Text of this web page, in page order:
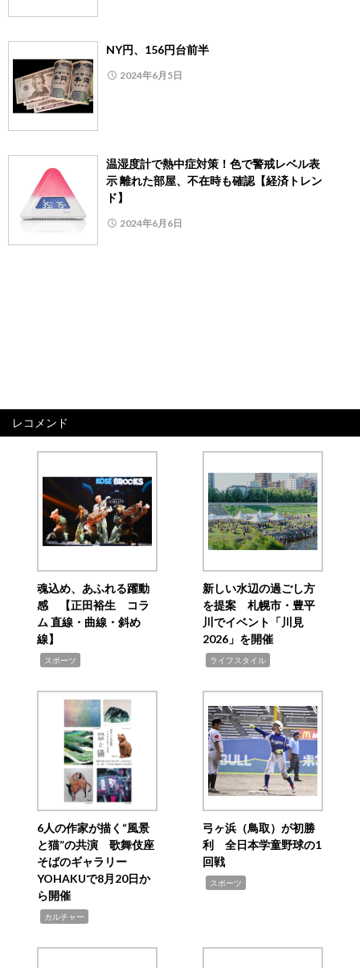
NY円、156円台前半
2024年6月5日
温湿度計で熱中症対策！色で警戒レベル表
示 離れた部屋、不在時も確認【経済トレン
ド】
2024年6月6日
レコメンド
魂込め、あふれる躍動
感 【正田裕生 コラ
ム 直線・曲線・斜め
線】
スポーツ
新しい水辺の過ごし方
を提案 札幌市・豊平
川でイベント「川見
2026」を開催
ライフスタイル
6人の作家が描く“風景
と猫”の共演 歌舞伎座
そばのギャラリー
YOHAKUで8月20日か
ら開催
カルチャー
弓ヶ浜（鳥取）が初勝
利 全日本学童野球の1
回戦
スポーツ